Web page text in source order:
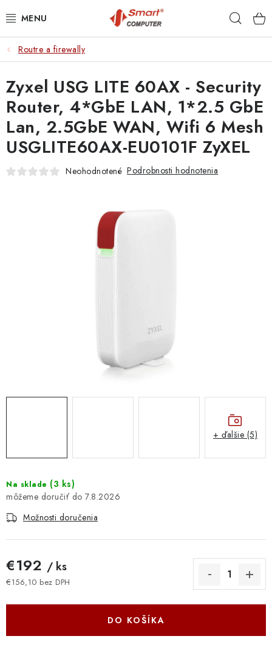
na
NOTEBOOKY
MOBILNÉ ZARIADENIA
PC A KOMPONENTY
PERIFÉRIE
TLAČIARNE
: OBĽÚBENÉ PRODUKTY
: TOP PRODUKTY
Obchodné podmienky
Ochrana osobných údajov
Moja objednávka
Odstúpenie od zmluvy
Routre a firewally
Na sklade (3 ks)
7.8.2026
Možnosti doručenia
€192 / ks
€156,10 bez DPH
DO KOŠÍKA
Zyxel USG LITE 60AX - Security
Router, 4*GbE LAN, 1*2.5 GbE
Lan, 2.5GbE WAN, Wifi 6 Mesh
USGLITE60AX-EU0101F ZyXEL
Neohodnotené Podrobnosti hodnotenia
+ ďalšie (5)